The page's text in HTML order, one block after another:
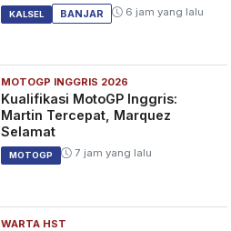
KALSEL BANJAR 6 jam yang lalu
MOTOGP INGGRIS 2026
Kualifikasi MotoGP Inggris:
Martin Tercepat, Marquez
Selamat
MOTOGP 7 jam yang lalu
WARTA HST